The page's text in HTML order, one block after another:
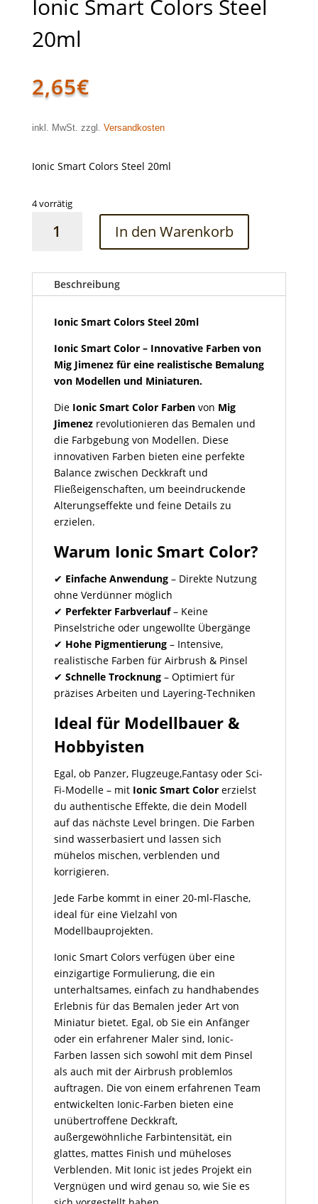
Ionic Smart Colors Steel
20ml
2,65€
inkl. MwSt. zzgl. Versandkosten
Ionic Smart Colors Steel 20ml
4 vorrätig
Smart
20ml
In den Warenkorb
Beschreibung
Ionic Smart Colors Steel 20ml
Ionic Smart Color – Innovative Farben von
Mig Jimenez für eine realistische Bemalung
von Modellen und Miniaturen.
Die Ionic Smart Color Farbenvon Mig
Jimenezrevolutionieren das Bemalen und
die Farbgebung von Modellen. Diese
innovativen Farben bieten eine perfekte
Balance zwischen Deckkraft und
Fließeigenschaften, um beeindruckende
Alterungseffekte und feine Details zu
erzielen.
Warum Ionic Smart Color?
✔ Einfache Anwendung– Direkte Nutzung
ohne Verdünner möglich
✔ Perfekter Farbverlauf– Keine
Pinselstriche oder ungewollte Übergänge
✔ Hohe Pigmentierung– Intensive,
realistische Farben für Airbrush & Pinsel
✔ Schnelle Trocknung– Optimiert für
präzises Arbeiten und Layering-Techniken
Ideal für Modellbauer &
Hobbyisten
Egal, ob Panzer, Flugzeuge,Fantasy oder Sci-
Fi-Modelle – mit Ionic Smart Colorerzielst
du authentische Effekte, die dein Modell
auf das nächste Level bringen. Die Farben
sind wasserbasiert und lassen sich
mühelos mischen, verblenden und
korrigieren.
Jede Farbe kommt in einer 20-ml-Flasche,
ideal für eine Vielzahl von
Modellbauprojekten.
Ionic Smart Colors verfügen über eine
einzigartige Formulierung, die ein
unterhaltsames, einfach zu handhabendes
Erlebnis für das Bemalen jeder Art von
Miniatur bietet. Egal, ob Sie ein Anfänger
oder ein erfahrener Maler sind, Ionic-
Farben lassen sich sowohl mit dem Pinsel
als auch mit der Airbrush problemlos
auftragen. Die von einem erfahrenen Team
entwickelten Ionic-Farben bieten eine
unübertroffene Deckkraft,
außergewöhnliche Farbintensität, ein
glattes, mattes Finish und müheloses
Verblenden. Mit Ionic ist jedes Projekt ein
Vergnügen und wird genau so, wie Sie es